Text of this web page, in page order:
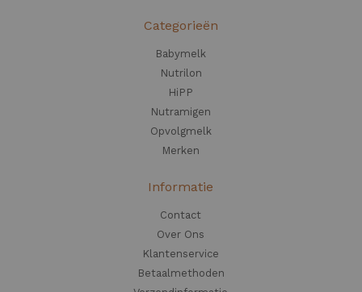
Categorieën
Babymelk
Nutrilon
HiPP
Nutramigen
Opvolgmelk
Merken
Informatie
Contact
Over Ons
Klantenservice
Betaalmethoden